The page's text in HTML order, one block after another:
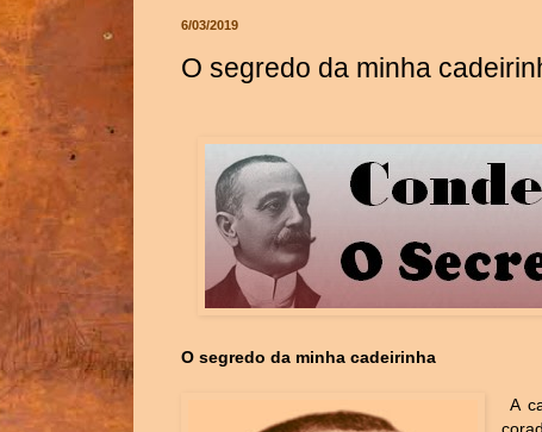
6/03/2019
O segredo da minha
O segredo da minha cadeirinha
A